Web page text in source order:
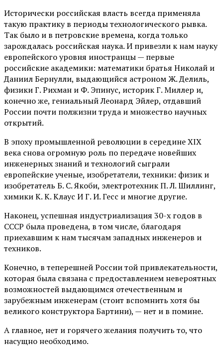
Исторически российская власть всегда применяла
такую практику в периоды технологического рывка.
Так было и в петровские времена, когда только
зарождалась российская наука. И привезли к нам науку
европейского уровня иностранцы — первые
российские академики: математики братья Николай и
Даниил Бернулли, выдающийся астроном Ж. Делиль,
физики Г. Рихман и Ф. Эпинус, историк Г. Миллер и,
конечно же, гениальный Леонард Эйлер, отдавший
России почти полжизни труда и множество научных
открытий.
В эпоху промышленной революции в середине XIX
века снова огромную роль по передаче новейших
инженерных знаний и технологий сыграли
европейские ученые, изобретатели, техники: физик и
изобретатель Б. С. Якоби, электротехник П. Л. Шиллинг,
химики К. К. Клаус И Г. И. Гесс и многие другие.
Наконец, успешная индустриализация 30-х годов в
СССР была проведена, в том числе, благодаря
приехавшим к нам тысячам западных инженеров и
техников.
Конечно, в теперешней России той привлекательности,
которая была связана с предоставлением невероятных
возможностей выдающимся отечественным и
зарубежным инженерам (стоит вспомнить хотя бы
великого конструктора Бартини), — нет и в помине.
А главное, нет и горячего желания получить то, что
насущно необходимо.